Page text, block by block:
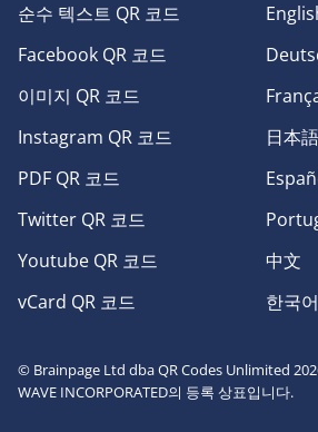
순수 텍스트 QR 코드
Facebook QR 코드
이미지 QR 코드
Instagram QR 코드
PDF QR 코드
Twitter QR 코드
Youtube QR 코드
vCard QR 코드
日本語
中文
한국어
© Brainpage Ltd dba QR Codes Unlimited
WAVE INCORPORATED의 등록 상표입니다.